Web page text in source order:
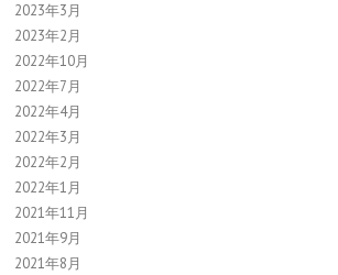
2023年3月
2023年2月
2022年10月
2022年7月
2022年4月
2022年3月
2022年2月
2022年1月
2021年11月
2021年9月
2021年8月